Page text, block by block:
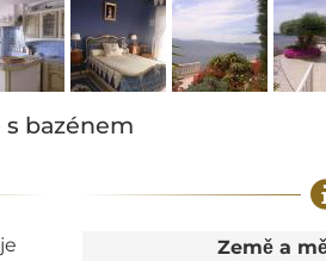
s bazénem
Země a